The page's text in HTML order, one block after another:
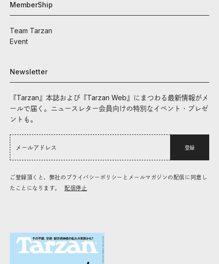
MemberShip
Team Tarzan
Event
Newsletter
『Tarzan』本誌および『Tarzan Web』にまつわる最新情報がメ
ールで届く。ニュースレター会員向けの特別なイベント・プレゼ
ントも。
登録
ご登録頂くと、弊社のプライバシーポリシーとメールマガジンの配信に同意し
たことになります。
配信停止